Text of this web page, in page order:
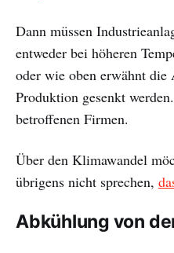
Dann müssen
entweder bei höheren
oder wie oben erwähnt die
Produktion gesenkt
betroffenen Firmen.
Über den Klimawandel
übrigens nicht sprechen,
Abkühlung von